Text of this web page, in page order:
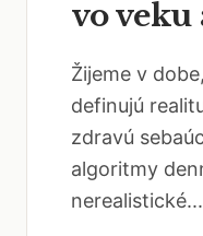
vo
Žijeme v
definujú
zdravú
algoritmy
nerealistické...